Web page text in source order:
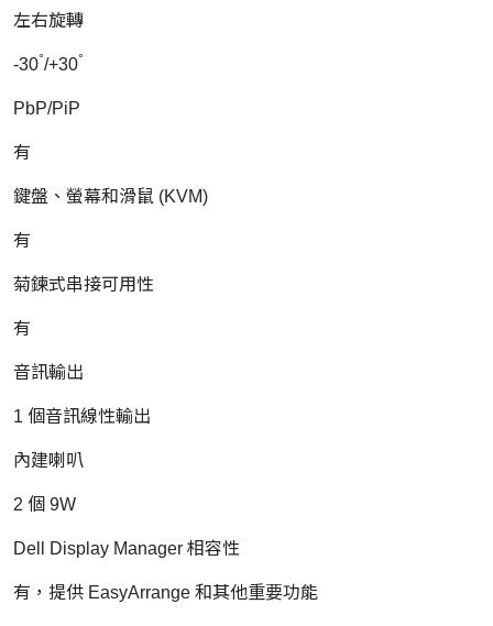
左右旋轉
-30°/+30°
PbP/PiP
有
鍵盤、螢幕和滑鼠 (KVM)
有
菊鍊式串接可用性
有
音訊輸出
1 個音訊線性輸出
內建喇叭
2 個 9W
Dell Display Manager 相容性
有，提供 EasyArrange 和其他重要功能